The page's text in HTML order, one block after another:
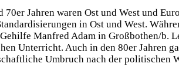
Jahren waren Ost und West und
in Ost und West.
Manfred Adam in Großbothen/b.
Unterricht. Auch in den 80er Jahren
Umbruch nach der politischen